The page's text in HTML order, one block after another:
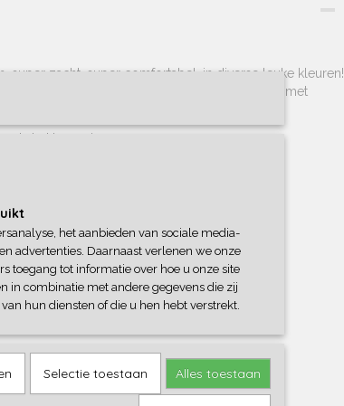
super zacht, super comfortabel, in diverse leuke kleuren!
kiezen, en bovendien kan je
de slabbers met
drukknoopje.
kleuren:
het aanbieden van sociale media-
advertenties. Daarnaast verlenen we onze
toegang tot informatie over hoe u onze site
in combinatie met andere gegevens die zij
hun diensten of die u hen hebt verstrekt.
Selectie toestaan Alles toestaan